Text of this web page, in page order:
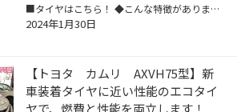
■タイヤはこちら！ ◆こんな特徴があります！◆ブリザック史上「断トツ」の氷上性能！① 「フレキシブル発泡ゴム」でしっかり止まる、曲がる。② 「新トレッドパタン」でしっかり止まる、曲がる。さらに経済的に。③「フレキシブル発泡ゴム」がゴムのやわらかさを維持、「効き・持ち」が向上。 ■製品の詳...
2024年1月30日
【トヨタ カムリ AXVH75型】新
車装着タイヤに近い性能のエコタイ